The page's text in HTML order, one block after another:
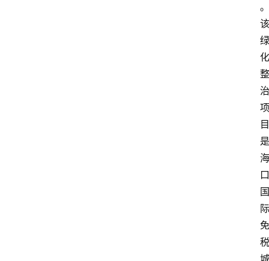
。
该
绿
化
整
治
项
目
是
海
口
国
际
免
税
城